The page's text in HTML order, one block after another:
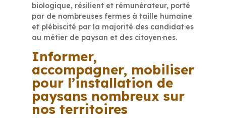
biologique, résilient et rémunérateur, porté
par de nombreuses fermes à taille humaine
et plébiscité par la majorité des candidat·es
au métier de paysan et des citoyen·nes.
Informer,
accompagner, mobiliser
pour l’installation de
paysans nombreux sur
nos territoires